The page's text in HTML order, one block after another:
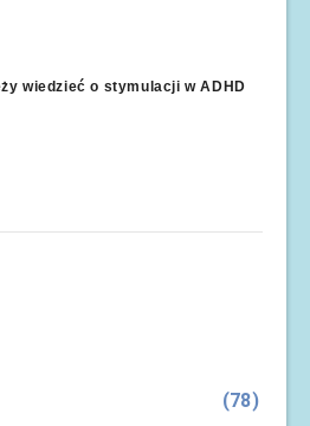
wiedzieć o stymulacji w ADHD
(78)